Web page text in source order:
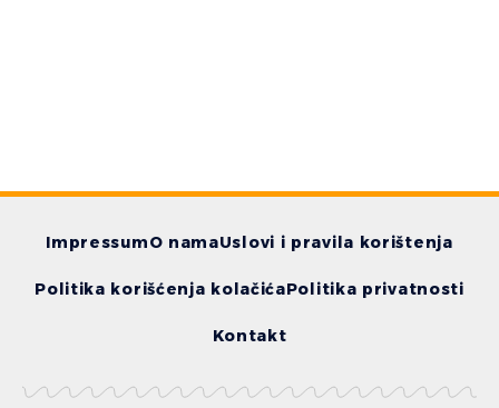
ImpressumO namaUslovi i pravila korištenja
Politika korišćenja kolačićaPolitika privatnosti
Kontakt